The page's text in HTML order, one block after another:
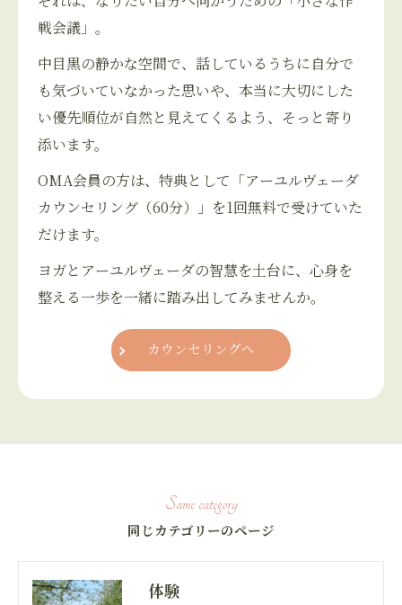
戦会議」。
中目黒の静かな空間で、話しているうちに自分で
も気づいていなかった思いや、本当に大切にした
い優先順位が自然と見えてくるよう、そっと寄り
添います。
OMA会員の方は、特典として「アーユルヴェーダ
カウンセリング（60分）」を1回無料で受けていた
だけます。
ヨガとアーユルヴェーダの智慧を土台に、心身を
整える一歩を一緒に踏み出してみませんか。
カウンセリングへ
同じカテゴリーのページ
same category
体験